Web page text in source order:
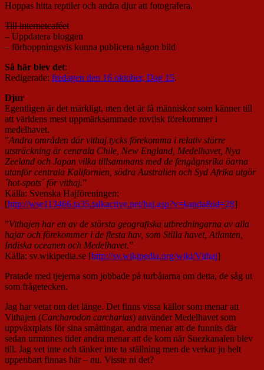
Hoppas hitta reptiler och andra djur att fotografera.
Till internetcaféet
– Uppdatera bloggen
– förhoppningsvis kunna publicera någon bild
Så här blev det:
Redigerade: fredagen den 16 oktober, Dag 15.
Djur
Egentligen är det märkligt, men det är få människor som känner till
att världens mest uppmärksammade rovfisk förekommer i
medelhavet.
”Andra områden där vithaj tycks förekomma i relativ större
utsträckning är centrala Chile, New England, Medelhavet, Nya
Zeeland och Japan vilka tillsammans med de fengågnsrika öarna
utanför centrala Kalifornien, södra Australien och Syd Afrika utgör
´hot-spots´ för vithaj.”
Källa: Svenska Hajföreningen:
[http://wse113466.ta35.talkactive.net/haj.asp?v=kanda&id=28]
”Vithajen har en av de största geografiska utbredningarna av alla
hajar och förekommer i de flesta hav, som Stilla havet, Atlanten,
Indiska oceanen och Medelhavet.”
Källa: sv.wikipedia.se [http://sv.wikipedia.org/wiki/Vithaj]
Pratade med tjejerna som jobbade på turbåtarna om detta, de såg ut
som frågetecken.
Jag har vetat om det länge. Det finns vissa källor som menar att
Vithajen (Carcharodon carcharias) använder Medelhavet som
uppväxtplats för sina småttingar, andra menar att de funnits där
sedan urminnes tider andra menar att de kom när Suezkanalen blev
till. Jag vet inte och tänker inte ta ställning men de verkar ju helt
uppenbart finnas här – nu. Visste ni det?